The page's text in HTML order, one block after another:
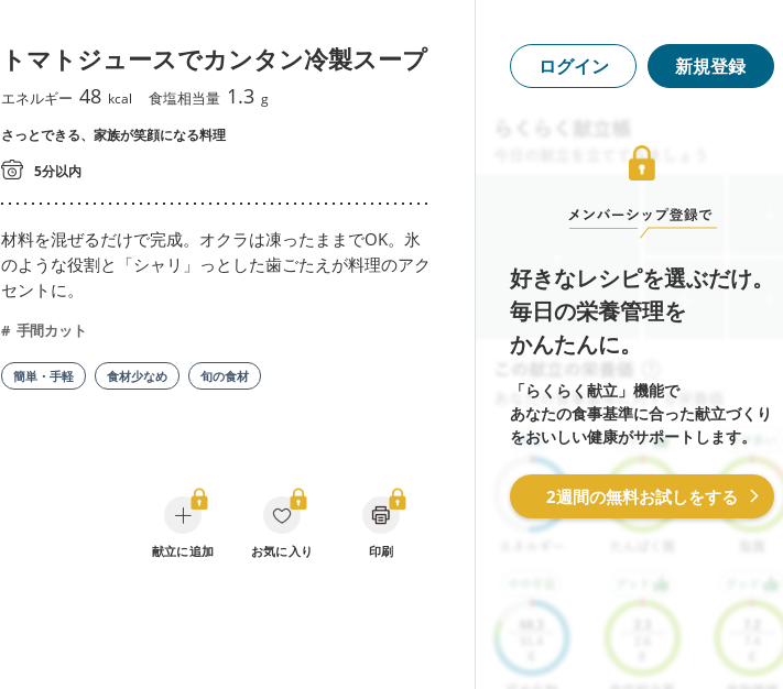
トマトジュースでカンタン冷製スープ
エネルギー 48 kcal 食塩相当量 1.3 g
さっとできる、家族が笑顔になる料理
5分以内
材料を混ぜるだけで完成。オクラは凍ったままでOK。氷
のような役割と「シャリ」っとした歯ごたえが料理のアク
セントに。
手間カット
簡単・手軽 食材少なめ 旬の食材
献立に追加 お気に入り 印刷
ログイン 新規登録
好きなレシピを選ぶだけ。
毎日の栄養管理を
かんたんに。
「らくらく献立」機能で
あなたの食事基準に合った献立づくり
をおいしい健康がサポートします。
2週間の無料お試しをする